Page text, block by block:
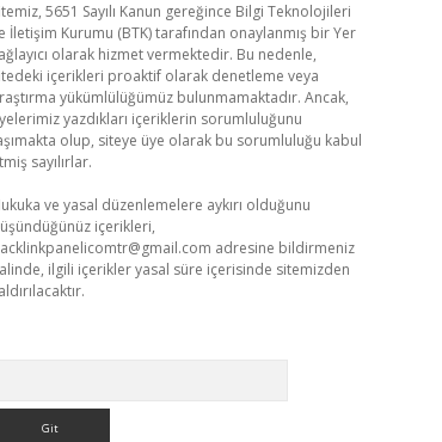
5651 Sayılı Kanun gereğince Bilgi Teknolojileri
İletişim Kurumu (BTK) tarafından onaylanmış bir Yer
olarak hizmet vermektedir. Bu nedenle,
içerikleri proaktif olarak denetleme veya
yükümlülüğümüz bulunmamaktadır. Ancak,
yazdıkları içeriklerin sorumluluğunu
olup, siteye üye olarak bu sorumluluğu kabul
sayılırlar.
ve yasal düzenlemelere aykırı olduğunu
içerikleri,
adresine bildirmeniz
ilgili içerikler yasal süre içerisinde sitemizden